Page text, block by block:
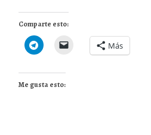
Comparte esto:
Más
Me gusta esto: